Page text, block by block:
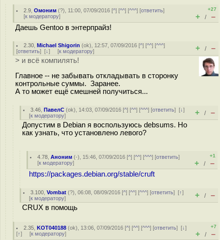
2.9 ,Омоним (?), 11:00, 07/09/2016 [^] [^^] [^^^] [ответить]
[к модератору]
+27
+ / –
Даешь Gentoo в энтерпрайз!
2.30 ,Michael Shigorin (ok), 12:57, 07/09/2016 [^] [^^] [^^^]
[ответить] [↓] [к модератору] + / –
> и всё компилять!
Главное -- не забывать откладывать в сторонку
контрольные суммы. Заранее.
А то может ещё смешней получиться...
3.46 ,ПавелС (ok), 14:03, 07/09/2016 [^] [^^] [^^^] [ответить][↓]
[к модератору] + / –
Допустим в Debian я воспользуюсь debsums. Но
как узнать, что установлено левого?
4.78 ,Аноним (-), 15:46, 07/09/2016 [^] [^^] [^^^] [ответить]
[к модератору]
+1
+ / –
https://packages.debian.org/stable/cruft
3.100 ,Vombat (?), 06:08, 08/09/2016 [^] [^^] [^^^] [ответить][↑]
[к модератору] + / –
CRUX в помощь
2.35 ,KOT040188 (ok), 13:06, 07/09/2016 [^] [^^] [^^^] [ответить][↓]
[↑] [к модератору]
+7
+ / –